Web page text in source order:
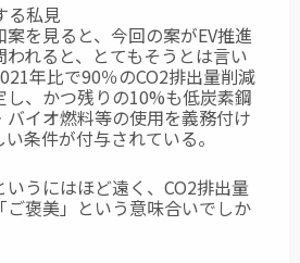
る私見
を見ると、今回の案がEV推進
れると、とてもそうとは言い
年比で90％のCO2排出量削減
し、かつ残りの10%も低炭素鋼
イオ燃料等の使用を義務付け
条件が付与されている。
うにはほど遠く、CO2排出量
ご褒美」という意味合いでしか